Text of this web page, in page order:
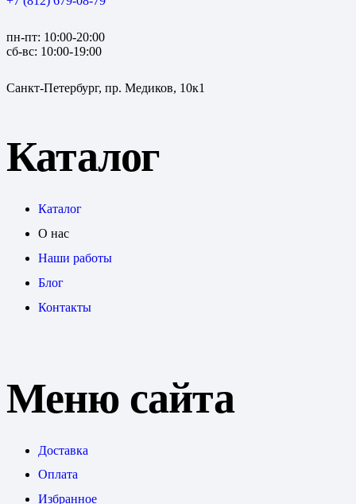
пн-пт: 10:00-20:00
сб-вс: 10:00-19:00
Санкт-Петербург, пр. Медиков, 10к1
Каталог
Каталог
О нас
Наши работы
Блог
Контакты
Меню сайта
Доставка
Оплата
Избранное